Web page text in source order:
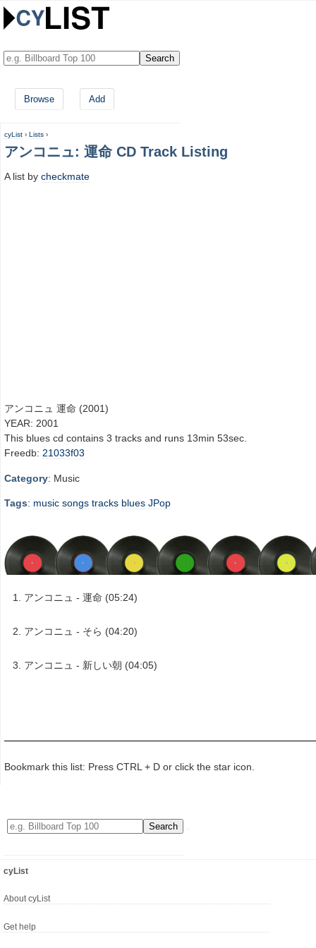
Browse Add
cyList › Lists ›
アンコニュ: 運命 CD Track Listing
A list by checkmate
アンコニュ 運命 (2001)
YEAR: 2001
This blues cd contains 3 tracks and runs 13min 53sec.
Freedb: 21033f03
Category: Music
Tags: music songs tracks blues JPop
アンコニュ - 運命 (05:24)
アンコニュ - そら (04:20)
アンコニュ - 新しい朝 (04:05)
Bookmark this list: Press CTRL + D or click the star icon.
cyList
About cyList
Get help